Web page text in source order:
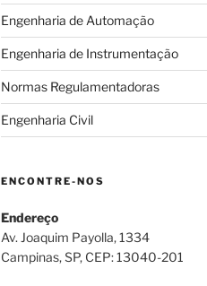
Engenharia de Automação
Engenharia de Instrumentação
Normas Regulamentadoras
Engenharia Civil
ENCONTRE-NOS
Endereço
Av. Joaquim Payolla, 1334
Campinas, SP, CEP: 13040-201